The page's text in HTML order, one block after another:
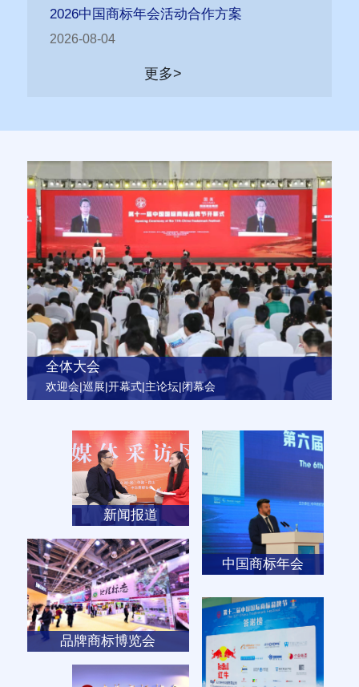
2026中国商标年会活动合作方案
2026-08-04
更多>
新闻报道
品牌商标博览会
中国商标年会
全体大会
欢迎会|巡展|开幕式|主论坛|闭幕会